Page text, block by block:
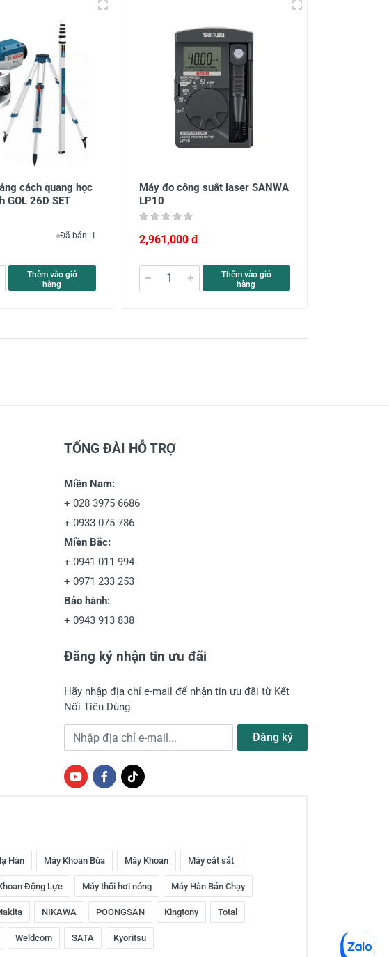
cách quang học
GOL 26D SET
Đã bán: 1
Thêm vào giỏ
hàng
Máy đo công suất laser SANWA
LP10
2,961,000 đ
Thêm vào giỏ
hàng
TỔNG ĐÀI HỖ TRỢ
Miền Nam:
+ 028 3975 6686
+ 0933 075 786
Miền Bắc:
+ 0941 011 994
+ 0971 233 253
Bảo hành:
+ 0943 913 838
Đăng ký nhận tin ưu đãi
Hãy nhập địa chỉ e-mail để nhận tin ưu đãi từ Kết
Nối Tiêu Dùng
Địa chỉ e-mail Đăng ký
Hàn Máy Khoan Búa Máy Khoan Máy cắt sắt
Động Lực Máy thổi hơi nóng Máy Hàn Bán Chạy
NIKAWA POONGSAN Kingtony Total
Weldcom SATA Kyoritsu